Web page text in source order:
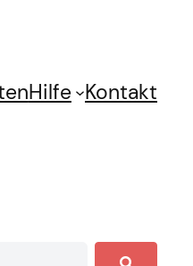
Hilfe Kontakt